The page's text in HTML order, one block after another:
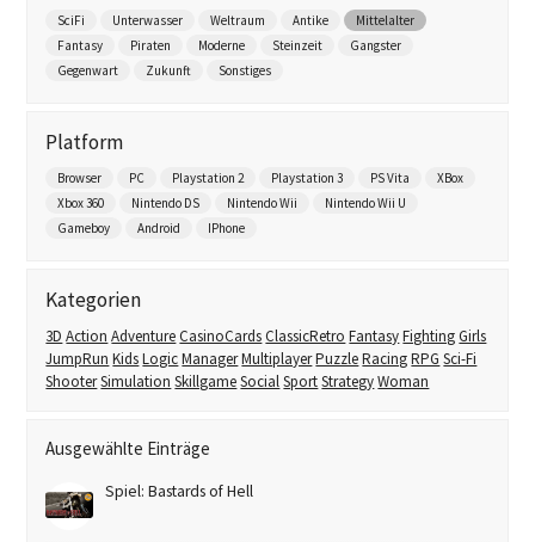
SciFi Unterwasser Weltraum Antike
Mittelalter
Fantasy
Piraten Moderne Steinzeit
Gangster
Gegenwart
Zukunft Sonstiges
Platform
Browser PC Playstation 2 Playstation 3 PS Vita
XBox
Xbox 360
Nintendo DS Nintendo Wii
Nintendo Wii U
Gameboy
Android IPhone
Kategorien
3D Action AdventureCasinoCardsClassicRetro FantasyFightingGirls
JumpRun KidsLogicManagerMultiplayerPuzzleRacingRPG Sci-Fi
ShooterSimulation SkillgameSocialSportStrategyWoman
Ausgewählte Einträge
Spiel: Bastards of Hell